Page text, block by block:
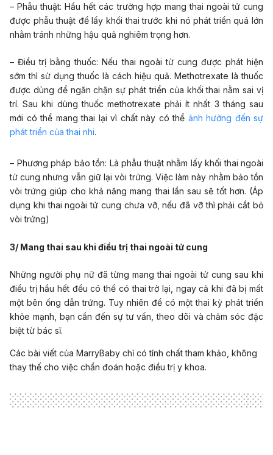
– Phẫu thuật: Hầu hết các trường hợp mang thai ngoài tử cung
được phẫu thuật để lấy khối thai trước khi nó phát triển quá lớn
nhằm tránh những hậu quả nghiêm trọng hơn.
– Điều trị bằng thuốc: Nếu thai ngoài tử cung được phát hiện
sớm thì sử dụng thuốc là cách hiệu quả. Methotrexate là thuốc
được dùng để ngăn chặn sự phát triển của khối thai nằm sai vị
trí. Sau khi dùng thuốc methotrexate phải ít nhất 3 tháng sau
mới có thể mang thai lại vì chất này có thể ảnh hưởng đến sự
phát triển của thai nhi.
– Phương pháp bảo tồn: Là phẫu thuật nhằm lấy khối thai ngoài
tử cung nhưng vẫn giữ lại vòi trứng. Việc làm này nhằm bảo tồn
vòi trứng giúp cho khả năng mang thai lần sau sẽ tốt hơn. (Áp
dụng khi thai ngoài tử cung chưa vỡ, nếu đã vỡ thì phải cắt bỏ
vòi trứng)
3/ Mang thai sau khi điều trị thai ngoài tử cung
Những người phụ nữ đã từng mang thai ngoài tử cung sau khi
điều trị hầu hết đều có thể có thai trở lại, ngay cả khi đã bị mất
một bên ống dẫn trứng. Tuy nhiên để có một thai kỳ phát triển
khỏe mạnh, bạn cần đến sự tư vấn, theo dõi và chăm sóc đặc
biệt từ bác sĩ.
Các bài viết của MarryBaby chỉ có tính chất tham khảo, không
thay thế cho việc chẩn đoán hoặc điều trị y khoa.